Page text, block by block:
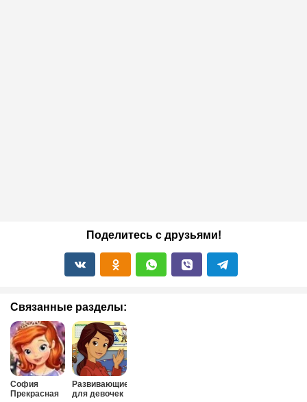
Поделитесь с друзьями!
Связанные разделы:
София
Прекрасная
Развивающие
для девочек